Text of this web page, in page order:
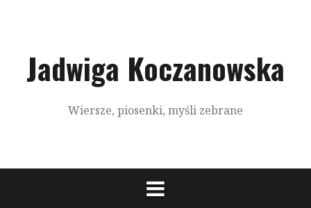
Jadwiga Koczanowska
Wiersze, piosenki, myśli zebrane